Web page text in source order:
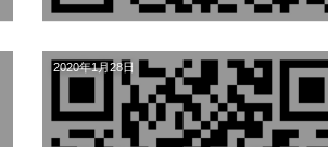
2020年1月28日